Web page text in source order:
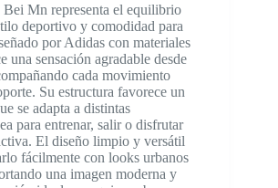
Mn representa el equilibrio
deportivo y comodidad para
por Adidas con materiales
una sensación agradable desde
cada movimiento
Su estructura favorece un
se adapta a distintas
para entrenar, salir o disfrutar
El diseño limpio y versátil
fácilmente con looks urbanos
una imagen moderna y